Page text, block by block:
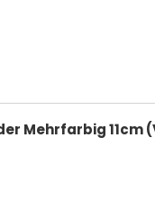
Mehrfarbig 11cm